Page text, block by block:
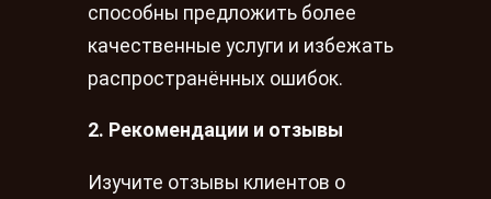
способны предложить более
качественные услуги и избежать
распространённых ошибок.
2. Рекомендации и отзывы
Изучите отзывы клиентов о